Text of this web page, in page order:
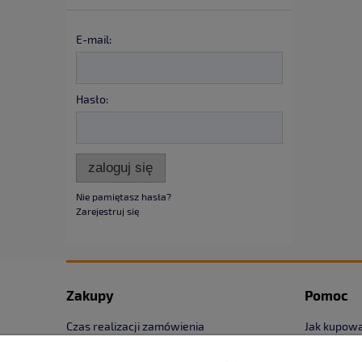
E-mail:
Hasło:
zaloguj się
Nie pamiętasz hasła?
Zarejestruj się
Zakupy
Czas realizacji zamówienia
Pomoc
Jak